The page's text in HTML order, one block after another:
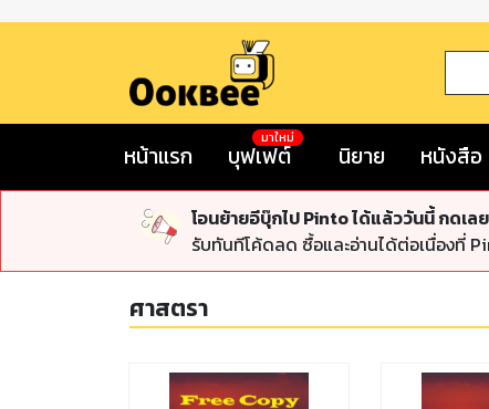
หน้าแรก บุฟเฟต์
มาใหม่
นิยาย หนังสือ
โอนย้ายอีบุ๊กไป Pinto ได้แล้ววันนี้ กดเลย
รับทันทีโค้ดลด ซื้อและอ่านได้ต่อเนื่องที่
ศาสตรา